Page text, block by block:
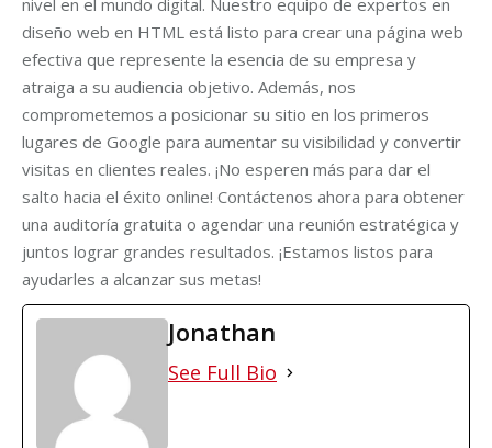
nivel en el mundo digital. Nuestro equipo de expertos en
diseño web en HTML está listo para crear una página web
efectiva que represente la esencia de su empresa y
atraiga a su audiencia objetivo. Además, nos
comprometemos a posicionar su sitio en los primeros
lugares de Google para aumentar su visibilidad y convertir
visitas en clientes reales. ¡No esperen más para dar el
salto hacia el éxito online! Contáctenos ahora para obtener
una auditoría gratuita o agendar una reunión estratégica y
juntos lograr grandes resultados. ¡Estamos listos para
ayudarles a alcanzar sus metas!
Jonathan
See Full Bio